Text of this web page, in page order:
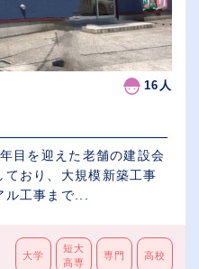
16人
目を迎えた老舗の建設会
おり、大規模新築工事
工事まで...
大学
短大
高専
専門 高校